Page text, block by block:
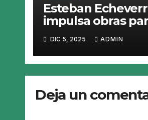
Esteban
impulsa obras
calles mas
resistentes y
seguras
DIC 5, 2025 ADMIN
Deja un